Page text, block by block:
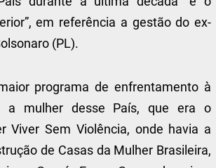
em referência a gestão do ex-
(PL).
programa de enfrentamento à
a mulher desse País, que era o
Viver Sem Violência, onde havia a
de Casas da Mulher Brasileira,